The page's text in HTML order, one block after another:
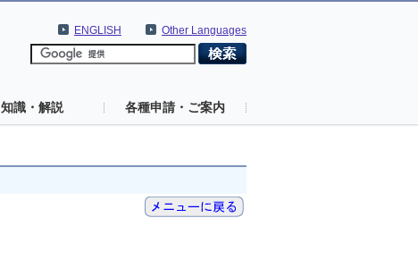
Other Languages
ENGLISH
知識・解説 各種申請・ご案内